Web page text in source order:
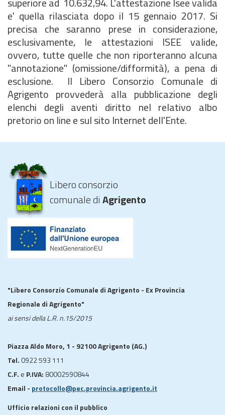
e' quella rilasciata dopo il 15 gennaio 2017. Si
precisa che saranno prese in considerazione,
esclusivamente, le attestazioni ISEE valide,
ovvero, tutte quelle che non riporteranno alcuna
"annotazione" (omissione/difformità), a pena di
esclusione. Il Libero Consorzio Comunale di
Agrigento provvederà alla pubblicazione degli
elenchi degli aventi diritto nel relativo albo
pretorio on line e sul sito Internet dell'Ente.
Libero consorzio
comunale diAgrigento
"Libero Consorzio Comunale di Agrigento - Ex Provincia
Regionale di Agrigento"
ai sensi della L.R. n.15/2015
Piazza Aldo Moro, 1 - 92100 Agrigento (AG.)
Tel. 0922 593 111
C.F. e P.IVA: 80002590844
Email - protocollo@pec.provincia.agrigento.it
Ufficio relazioni con il pubblico